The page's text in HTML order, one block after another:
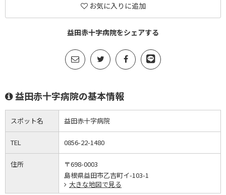
お気に入りに追加
益田赤十字病院をシェアする
益田赤十字病院の基本情報
スポット名 益田赤十字病院
TEL 0856-22-1480
住所
〒698-0003
島根県益田市乙吉町イ-103-1
大きな地図で見る